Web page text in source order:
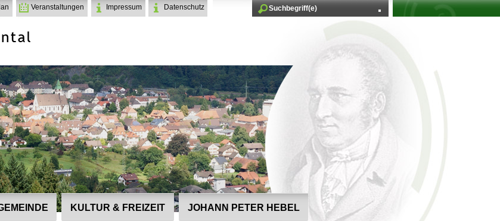
Veranstaltungen Impressum Datenschutz
KULTUR & FREIZEIT JOHANN PETER HEBEL